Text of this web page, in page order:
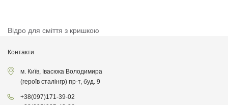
Відро для сміття з кришкою
Контакти
м. Київ, Івасюка Володимира
(героїв сталінгр) пр-т, буд. 9
+38(097)171-39-02